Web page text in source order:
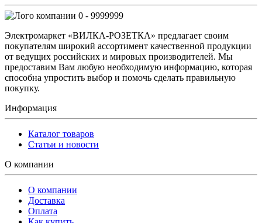
0 - 9999999
Электромаркет «ВИЛКА-РОЗЕТКА» предлагает своим
покупателям широкий ассортимент качественной продукции
от ведущих российских и мировых производителей. Мы
предоставим Вам любую необходимую информацию, которая
способна упростить выбор и помочь сделать правильную
покупку.
Информация
Каталог товаров
Статьи и новости
О компании
О компании
Доставка
Оплата